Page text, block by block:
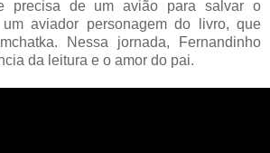
precisa de um avião para salvar o
um aviador personagem do livro, que
Nessa jornada, Fernandinho
da leitura e o amor do pai.